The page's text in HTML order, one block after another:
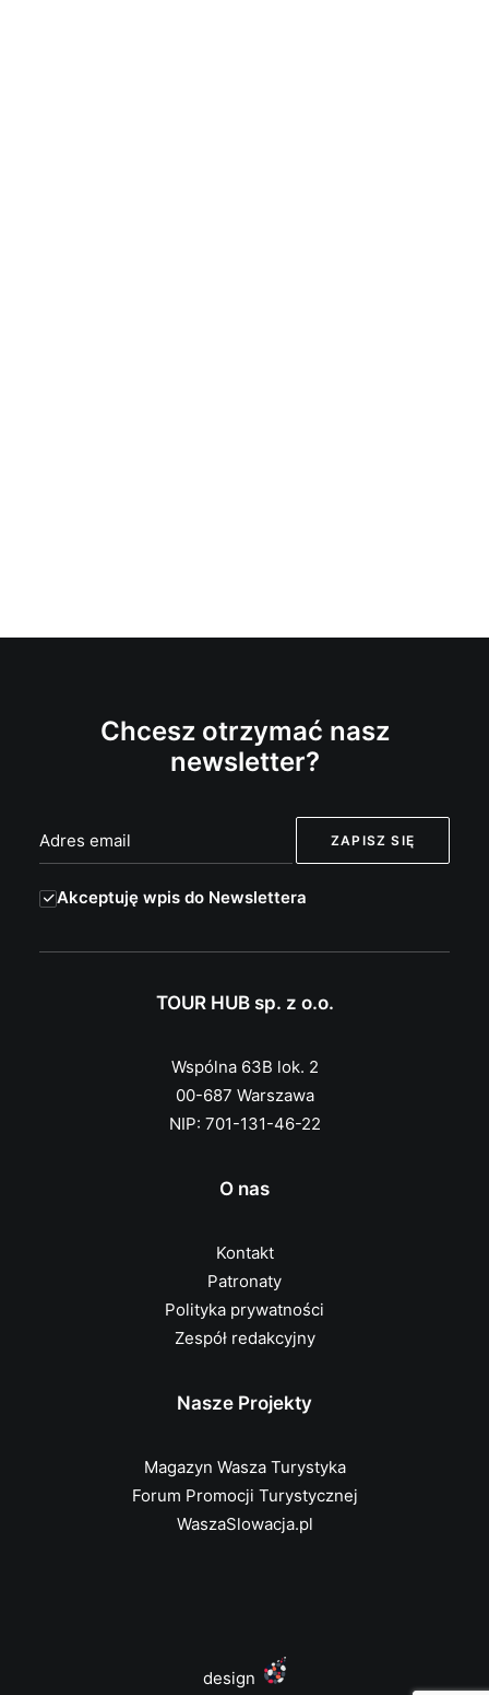
Chcesz otrzymać nasz
newsletter?
Akceptuję wpis do Newslettera
TOUR HUB sp. z o.o.
Wspólna 63B lok. 2
00-687 Warszawa
NIP: 701-131-46-22
O nas
Kontakt
Patronaty
Polityka prywatności
Zespół redakcyjny
Nasze Projekty
Magazyn Wasza Turystyka
Forum Promocji Turystycznej
WaszaSlowacja.pl
design